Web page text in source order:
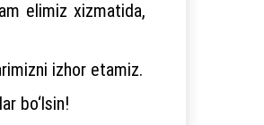
elimiz xizmatida,
izhor etamiz.
bo‘lsin!